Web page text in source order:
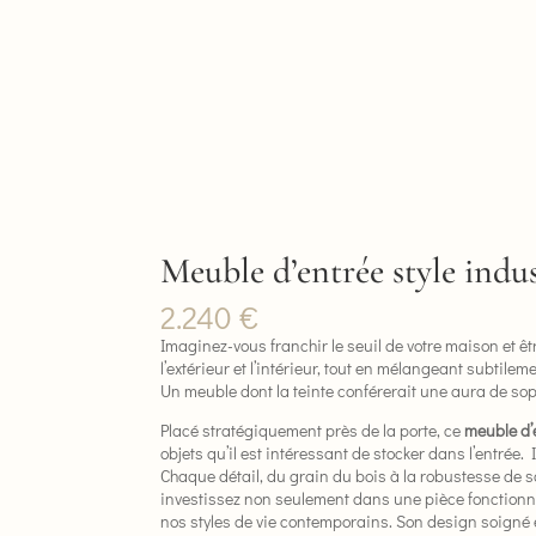
Meuble d’entrée style
2.240€
Imaginez-vous franchir le seuil de votre maison et
l’extérieur et l’intérieur, tout en mélangeant
Un meuble dont la teinte conférerait une aura de
Placé stratégiquement près de la porte, ce meuble
objets qu’il est intéressant de stocker dans
Chaque détail, du grain du bois à la robustesse de
investissez non seulement dans une pièce
nos styles de vie contemporains. Son design